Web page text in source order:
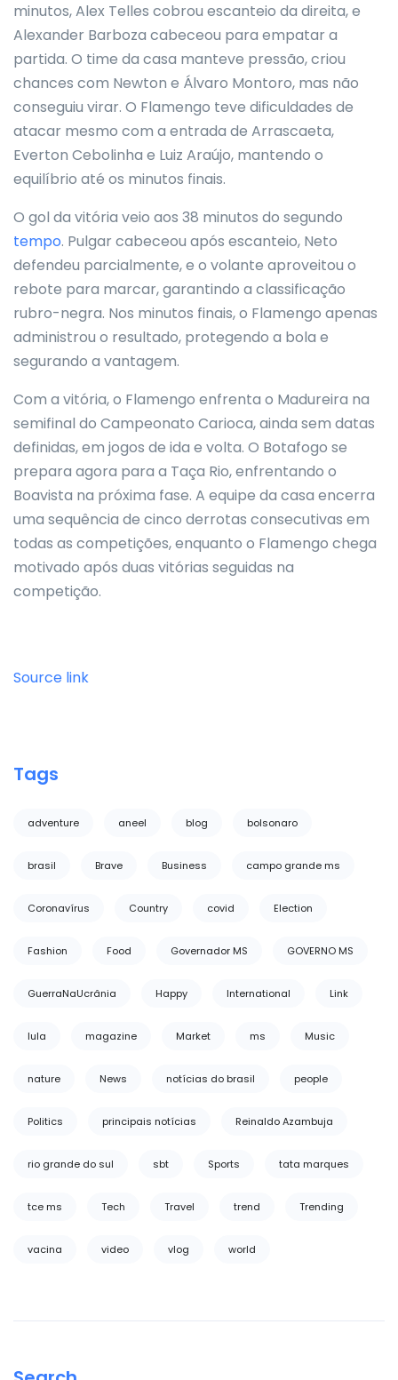
minutos, Alex Telles cobrou escanteio da direita, e
Alexander Barboza cabeceou para empatar a
partida. O time da casa manteve pressão, criou
chances com Newton e Álvaro Montoro, mas não
conseguiu virar. O Flamengo teve dificuldades de
atacar mesmo com a entrada de Arrascaeta,
Everton Cebolinha e Luiz Araújo, mantendo o
equilíbrio até os minutos finais.
O gol da vitória veio aos 38 minutos do segundo
tempo. Pulgar cabeceou após escanteio, Neto
defendeu parcialmente, e o volante aproveitou o
rebote para marcar, garantindo a classificação
rubro-negra. Nos minutos finais, o Flamengo apenas
administrou o resultado, protegendo a bola e
segurando a vantagem.
Com a vitória, o Flamengo enfrenta o Madureira na
semifinal do Campeonato Carioca, ainda sem datas
definidas, em jogos de ida e volta. O Botafogo se
prepara agora para a Taça Rio, enfrentando o
Boavista na próxima fase. A equipe da casa encerra
uma sequência de cinco derrotas consecutivas em
todas as competições, enquanto o Flamengo chega
motivado após duas vitórias seguidas na
competição.
Source link
Tags
adventure aneel blog bolsonaro
brasil Brave Business campo grande ms
Coronavírus Country covid Election
Fashion Food Governador MS GOVERNO MS
GuerraNaUcrânia Happy International Link
lula magazine Market ms Music
nature News notícias do brasil people
Politics principais notícias Reinaldo Azambuja
rio grande do sul sbt Sports tata marques
tce ms Tech Travel trend Trending
vacina video vlog world